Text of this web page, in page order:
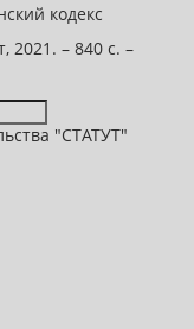
кодекс
2021. – 840 с. –
"СТАТУТ"